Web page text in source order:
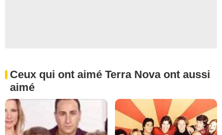
Ceux qui ont aimé Terra Nova ont aussi
aimé